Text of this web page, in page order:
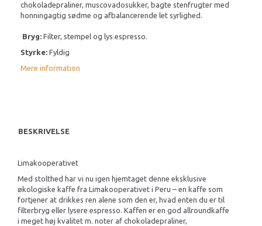
chokoladepraliner, muscovadosukker, bagte stenfrugter med
honningagtig sødme og afbalancerende let syrlighed.
Bryg: Filter, stempel og lys espresso.
Styrke: Fyldig
Mere information
BESKRIVELSE
Limakooperativet
Med stolthed har vi nu igen hjemtaget denne eksklusive
økologiske kaffe fra Limakooperativet i Peru – en kaffe som
fortjener at drikkes ren alene som den er, hvad enten du er til
filterbryg eller lysere espresso. Kaffen er en god allroundkaffe
i meget høj kvalitet m. noter af chokoladepraliner,